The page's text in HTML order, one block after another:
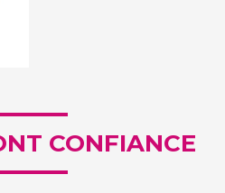
CONFIANCE